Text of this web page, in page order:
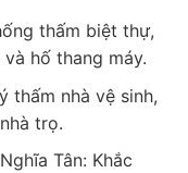
thấm biệt thự,
hố thang máy.
thấm nhà vệ sinh,
trọ.
Tân: Khắc